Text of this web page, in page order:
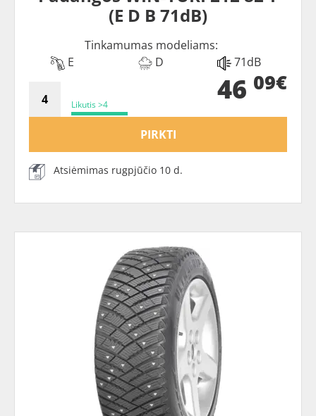
(E D B 71dB)
Tinkamumas modeliams:
E
D 71dB
Likutis >4 46 09€
PIRKTI
Atsiėmimas rugpjūčio 10 d.